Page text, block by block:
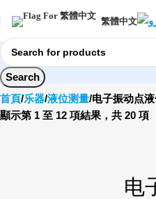
繁體中文
Search
首頁 乐器 液位测量 电子振动点液
顯示第 1 至 12 項結果，共 20 項
电